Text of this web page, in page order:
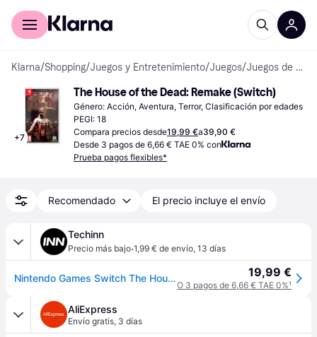
Comprar con Klarna
Klarna/Shopping/Juegos y Entretenimiento/Juegos/ Juegos de Nintendo Switch
+7
The House of the Dead: Remake (Switch)
Género: Acción, Aventura, Terror, Clasificación por edades
PEGI: 18
Compara precios desde19,99 €a39,90 €
Desde 3 pagos de 6,66 € TAE 0% con
Prueba pagos flexibles*
Recomendado El precio incluye el envío
Techinn
Precio más bajo·1,99 € de envío, 13 días
Nintendo Games Switch The House Of The Dead Remake Transparente PAL 19,99 €
O 3 pagos de 6,66 € TAE 0%¹
AliExpress
Envío gratis, 3 días